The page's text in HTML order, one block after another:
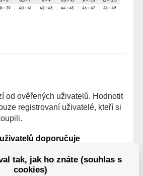
od ověřených uživatelů. Hodnotit
registrovaní uživatelé, kteří si
doporučuje
0
tak, jak ho znáte (souhlas s
cookies)